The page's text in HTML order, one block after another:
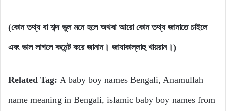
(কোন তথ্য বা শব্দ ভুল মনে হলে অথবা আরো কোন তথ্য জানাতে চাইলে
এবং ভাল লাগলে কমেন্ট করে জানান। জাযাকাল্লাহু খায়রান।)
Related Tag: A baby boy names Bengali, Anamullah
name meaning in Bengali, islamic baby boy names from